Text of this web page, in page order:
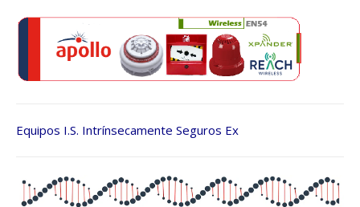
Equipos I.S. Intrínsecamente Seguros Ex